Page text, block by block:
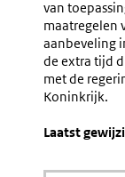
van
maatregelen
aanbeveling
de extra tijd
met de
Koninkrijk.
Laatst